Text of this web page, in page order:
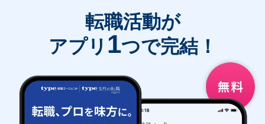
転職活動が
アプリ 1つで完結！